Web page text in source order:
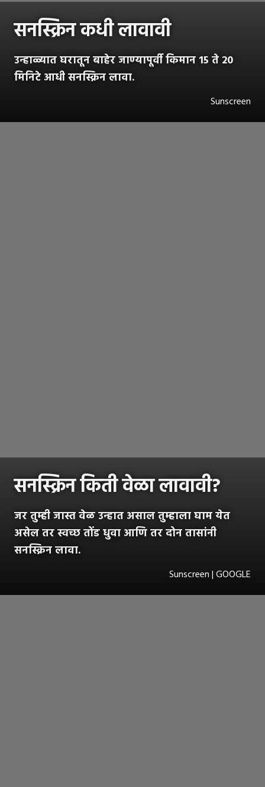
सनस्क्रिन कधी लावावी
उन्हाळ्यात घरातून बाहेर जाण्यापूर्वी किमान 15 ते 20
मिनिटे आधी सनस्क्रिन लावा.
Sunscreen
सनस्क्रिन किती वेळा लावावी?
जर तुम्ही जास्त वेळ उन्हात असाल तुम्हाला घाम येत
असेल तर स्वच्छ तोंड धुवा आणि तर दोन तासांनी
सनस्क्रिन लावा.
Sunscreen | GOOGLE